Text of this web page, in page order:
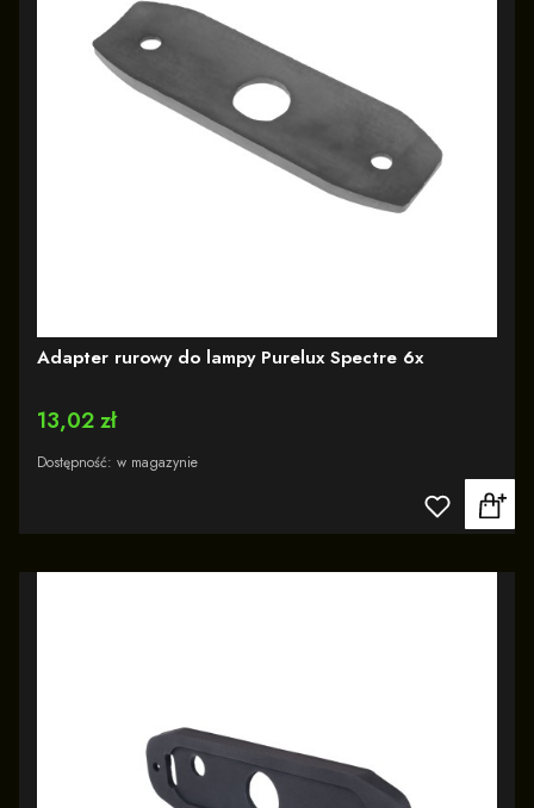
Adapter rurowy do lampy Purelux Spectre 6x
Cena
13,02 zł
Dostępność: w magazynie